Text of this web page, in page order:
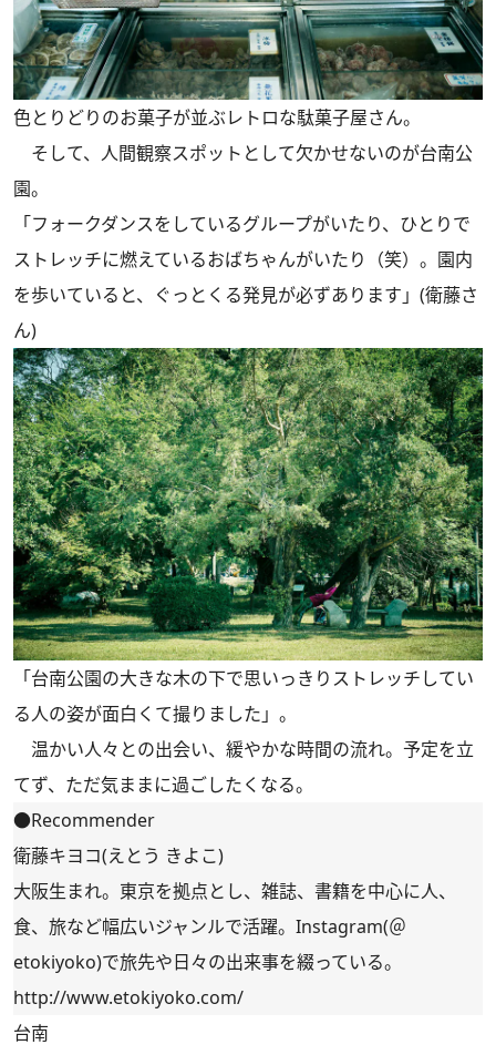
色とりどりのお菓子が並ぶレトロな駄菓子屋さん。
そして、人間観察スポットとして欠かせないのが台南公
園。
「フォークダンスをしているグループがいたり、ひとりで
ストレッチに燃えているおばちゃんがいたり（笑）。園内
を歩いていると、ぐっとくる発見が必ずあります」(衛藤さ
ん)
「台南公園の大きな木の下で思いっきりストレッチしてい
る人の姿が面白くて撮りました」。
温かい人々との出会い、緩やかな時間の流れ。予定を立
てず、ただ気ままに過ごしたくなる。
●Recommender
衛藤キヨコ(えとう きよこ)
大阪生まれ。東京を拠点とし、雑誌、書籍を中心に人、
食、旅など幅広いジャンルで活躍。Instagram(＠
etokiyoko)で旅先や日々の出来事を綴っている。
http://www.etokiyoko.com/
台南